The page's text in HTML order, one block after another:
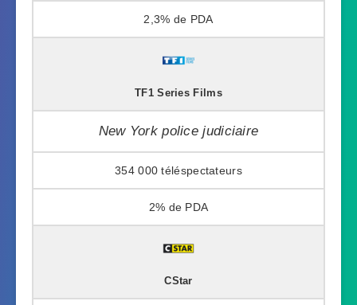
2,3%
TF1 Series Films
New York police judiciaire
354 000
2%
CStar